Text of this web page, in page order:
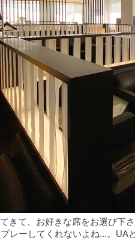
きて、お好きな席をお選び下
レーしてくれないよね...。UA